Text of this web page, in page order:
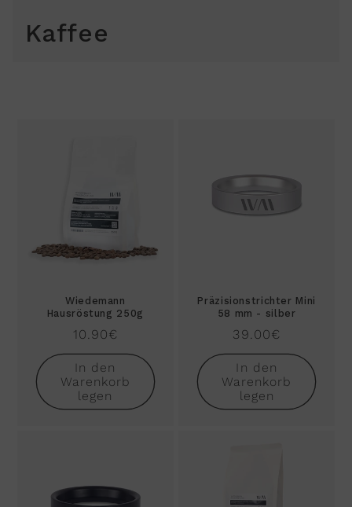
Kaffee
Wiedemann
Hausröstung 250g
Normaler
Preis
10.90€
In den
Warenkorb
legen
Präzisionstrichter Mini
58 mm - silber
Normaler
Preis
39.00€
In den
Warenkorb
legen